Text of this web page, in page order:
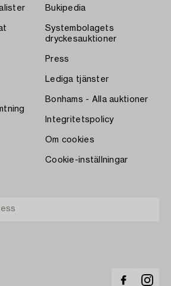
Bukipedia
Systembolagets
dryckesauktioner
Press
Lediga tjänster
Bonhams - Alla auktioner
Integritetspolicy
Om cookies
Cookie-inställningar